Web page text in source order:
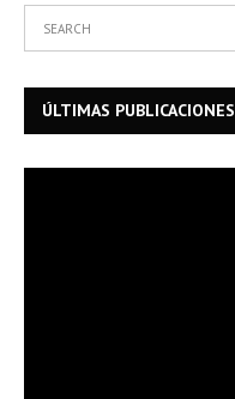
ÚLTIMAS PUBLICACIONES